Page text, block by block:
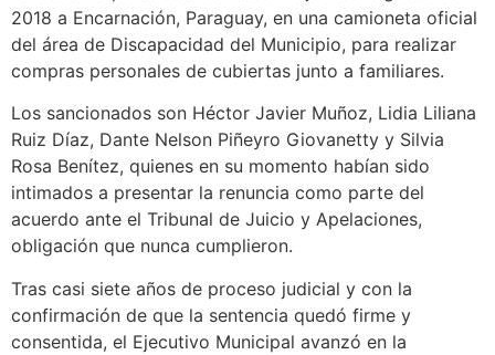
2018 a Encarnación, Paraguay, en una camioneta oficial
del área de Discapacidad del Municipio, para realizar
compras personales de cubiertas junto a familiares.
Los sancionados son Héctor Javier Muñoz, Lidia Liliana
Ruiz Díaz, Dante Nelson Piñeyro Giovanetty y Silvia
Rosa Benítez, quienes en su momento habían sido
intimados a presentar la renuncia como parte del
acuerdo ante el Tribunal de Juicio y Apelaciones,
obligación que nunca cumplieron.
Tras casi siete años de proceso judicial y con la
confirmación de que la sentencia quedó firme y
consentida, el Ejecutivo Municipal avanzó en la